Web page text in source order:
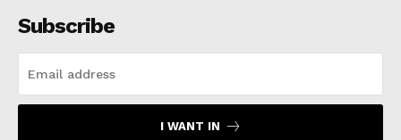
Subscribe
I WANT IN